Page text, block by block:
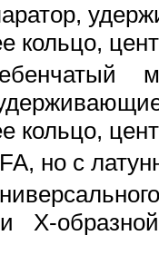
кольцо,
кольцо,
но с
Х-